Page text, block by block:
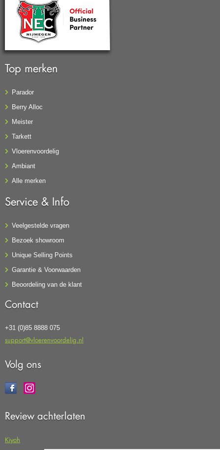
Top merken
Parador
Berry Alloc
Meister
Tarkett
Vloerenvoordelig
Ambiant
Alle merken
Service & Info
Veelgestelde vragen
Bezoek showroom
Unique Selling Points
Garantie & Voorwaarden
Beoordeling van de klant
Contact
+31 (0)85 8888 075
support@vloerenvoordelig.nl
Volg ons
Review achterlaten
Kiyoh